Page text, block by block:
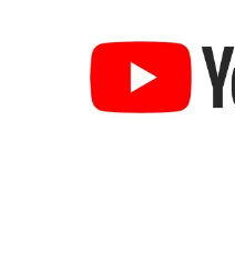
解説を掲載。約20
若ゲのいたり
『うつヌケ』『
一先生によるゲー